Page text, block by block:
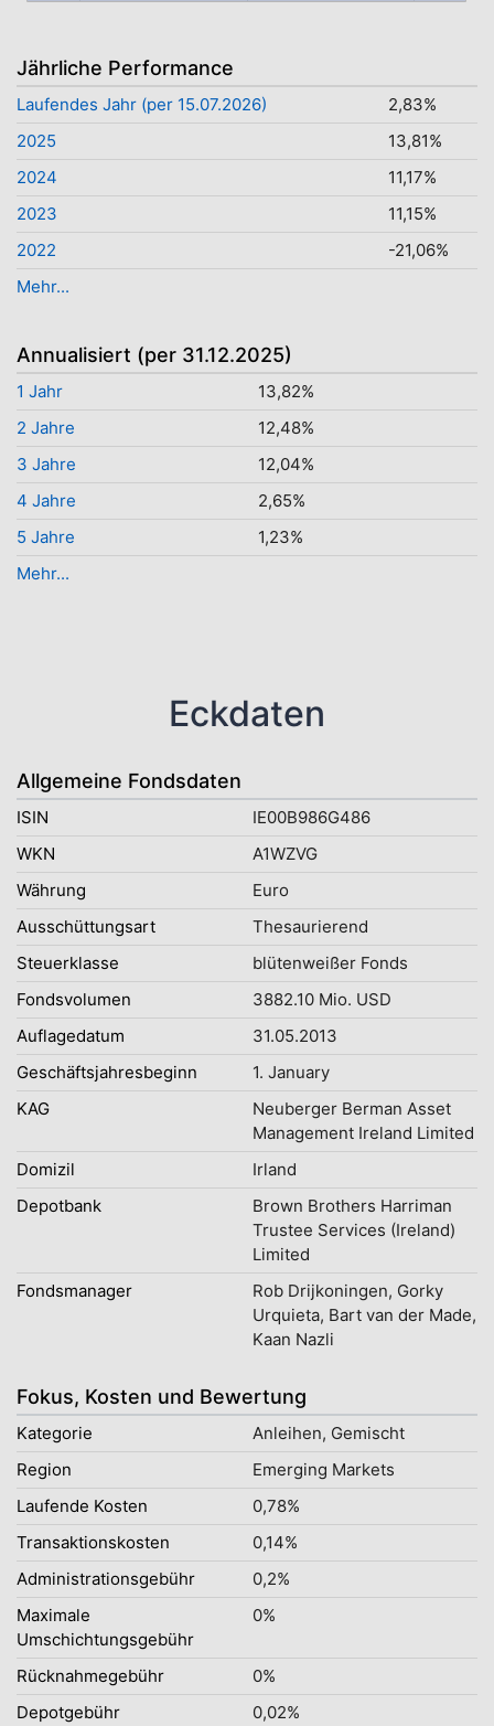
Jährliche Performance
Laufendes Jahr (per 15.07.2026)
2,83%
2025
13,81%
2024
11,17%
2023
11,15%
2022
-21,06%
Mehr...
Annualisiert (per 31.12.2025)
1 Jahr
13,82%
2 Jahre
12,48%
3 Jahre
12,04%
4 Jahre
2,65%
5 Jahre
1,23%
Mehr...
Eckdaten
Allgemeine Fondsdaten
ISIN
IE00B986G486
WKN
A1WZVG
Währung
Euro
Ausschüttungsart
Thesaurierend
Steuerklasse
blütenweißer Fonds
Fondsvolumen
3882.10 Mio. USD
Auflagedatum
31.05.2013
Geschäftsjahresbeginn
1. January
KAG
Neuberger Berman Asset
Management Ireland Limited
Domizil
Irland
Depotbank
Brown Brothers Harriman
Trustee Services (Ireland)
Limited
Fondsmanager
Rob Drijkoningen, Gorky
Urquieta, Bart van der Made,
Kaan Nazli
Fokus, Kosten und Bewertung
Kategorie
Anleihen, Gemischt
Region
Emerging Markets
Laufende Kosten
0,78%
Transaktionskosten
0,14%
Administrationsgebühr
0,2%
Maximale
Umschichtungsgebühr
0%
Rücknahmegebühr
0%
Depotgebühr
0,02%